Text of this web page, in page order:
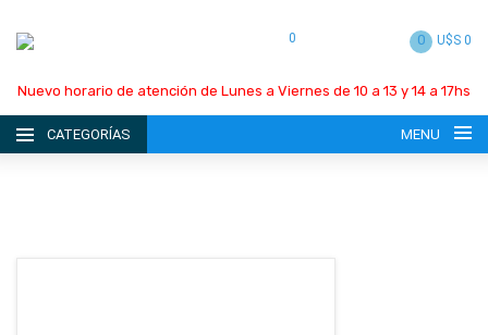
0 0 U$S 0
Nuevo horario de atención de Lunes a Viernes de 10 a 13 y 14 a 17hs
CATEGORÍAS MENU